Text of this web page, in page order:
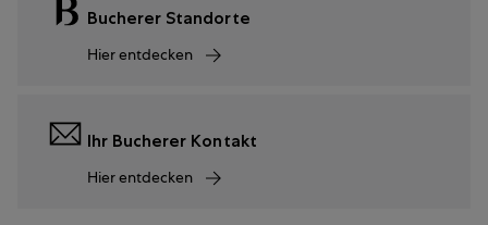
Bucherer Standorte
Hier entdecken
Ihr Bucherer Kontakt
Hier entdecken